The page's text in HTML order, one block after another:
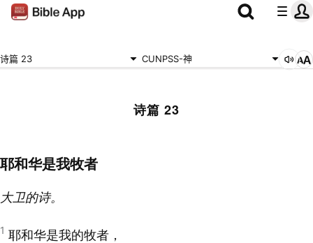
诗篇 23 CUNPSS-神
诗篇 23
耶和华是我牧者
大卫的诗。
1 耶和华是我的牧者，